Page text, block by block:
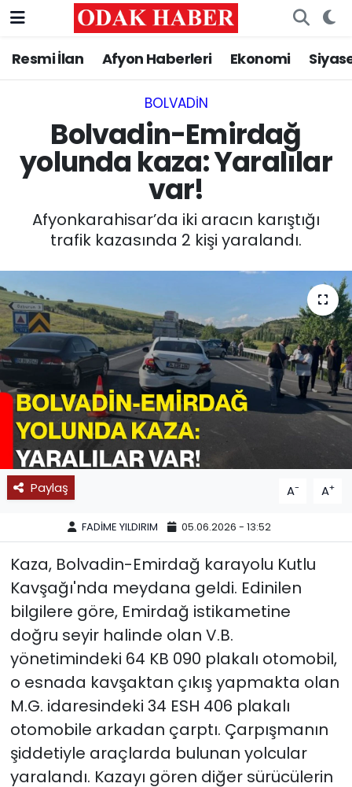
Resmi İlan Afyon Haberleri Ekonomi
BOLVADIN
Bolvadin-Emirdağ
yolunda kaza: Yaralılar
var!
Afyonkarahisar’da iki aracın karıştığı
trafik kazasında 2 kişi yaralandı.
Paylaş A- A+
FADİME YILDIRIM 05.06.2026 - 13:52
Kaza, Bolvadin-Emirdağ karayolu Kutlu
Kavşağı'nda meydana geldi. Edinilen
bilgilere göre, Emirdağ istikametine
doğru seyir halinde olan V.B.
yönetimindeki 64 KB 090 plakalı otomobil,
o esnada kavşaktan çıkış yapmakta olan
M.G. idaresindeki 34 ESH 406 plakalı
otomobile arkadan çarptı. Çarpışmanın
şiddetiyle araçlarda bulunan yolcular
yaralandı. Kazayı gören diğer sürücülerin
AFYONKARAHİSAR HABERLERİ
ASAYİŞ
SİYASET
MAGAZİN
SAĞLIK
SPOR
11:11 MANŞET
Nöbetçi Eczaneler
Trafik Durumu
Süper Lig Puan Durumu ve Fikstür
Tüm Manşetler
Haber Arşivi